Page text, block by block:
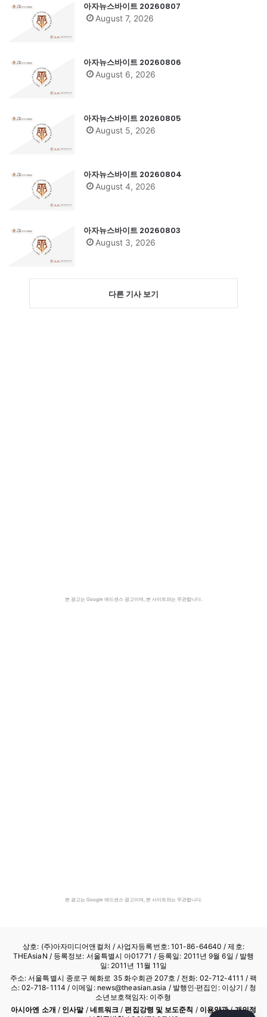
아자뉴스바이트 20260807
August 7, 2026
아자뉴스바이트 20260806
August 6, 2026
아자뉴스바이트 20260805
August 5, 2026
아자뉴스바이트 20260804
August 4, 2026
아자뉴스바이트 20260803
August 3, 2026
다른 기사 보기
본 광고는 Google 애드센스 광고이며, 본 사이트와는 무관합니다.
본 광고는 Google 애드센스 광고이며, 본 사이트와는 무관합니다.
상호: (주)아자미디어앤컬처 /사업자등록번호: 101-86-64640 / 제호:
THEAsiaN / 등록정보: 서울특별시 아01771 / 등록일: 2011년 9월 6일 / 발행
일: 2011년 11월 11일
주소: 서울특별시 종로구 혜화로 35 화수회관 207호 / 전화: 02-712-4111 / 팩
스: 02-718-1114 / 이메일: news@theasian.asia / 발행인·편집인: 이상기 / 청
소년보호책임자: 이주형
아시아엔 소개 / 인사말/ 네트워크 /편집강령 및 보도준칙 / 이용약관/개인정